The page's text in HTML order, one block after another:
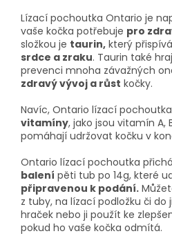
Lízací pochoutka Ontario je
vaše kočka potřebuje pro
složkou je taurin, který
srdce a zraku. Taurin také
prevenci mnoha závažných
zdravý vývoj a růst kočky.
Navíc, Ontario lízací
vitamíny, jako jsou vitamín A,
pomáhají udržovat kočku v
Ontario lízací pochoutka
balení pěti tub po 14g, které
připravenou k podání.
z tuby, na lízací podložku či
hraček nebo ji použít ke
pokud ho vaše kočka odmítá.